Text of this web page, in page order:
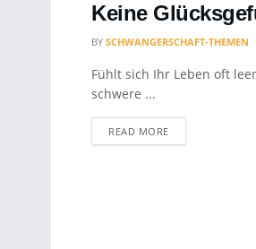
Keine
BY SCHWANGERSCHAFT-THEMEN
Fühlt sich Ihr Leben oft
schwere ...
READ MOREDETAILS